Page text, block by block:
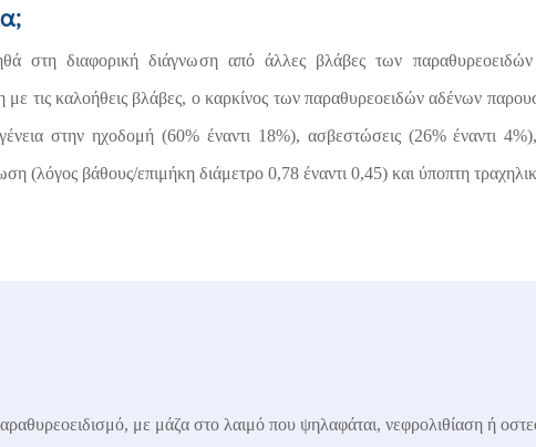
στη διαφορική διάγνωση από άλλες βλάβες των
τις καλοήθεις βλάβες, ο καρκίνος των παραθυρεοειδών αδένων
στην ηχοδομή (60% έναντι 18%), ασβεστώσεις (26% έναντι
(λόγος βάθους/επιμήκη διάμετρο 0,78 έναντι 0,45) και ύποπτη
με μάζα στο λαιμό που ψηλαφάται, νεφρολιθίαση ή